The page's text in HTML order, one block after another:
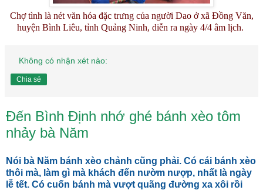
Chợ tình là nét văn hóa đặc trưng của người Dao ở xã Đồng Văn,
huyện Bình Liêu, tỉnh Quảng Ninh, diễn ra ngày 4/4 âm lịch.
Không có nhận xét nào:
Chia sẻ
Đến Bình Định nhớ ghé bánh xèo tôm
nhảy bà Năm
Nói bà Năm bánh xèo chảnh cũng phải. Có cái bánh xèo
thôi mà, làm gì mà khách đến nườm nượp, nhất là ngày
lễ tết. Có cuốn bánh mà vượt quãng đường xa xôi rồi